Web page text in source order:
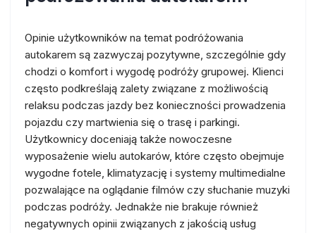
Opinie użytkowników na temat podróżowania
autokarem są zazwyczaj pozytywne, szczególnie gdy
chodzi o komfort i wygodę podróży grupowej. Klienci
często podkreślają zalety związane z możliwością
relaksu podczas jazdy bez konieczności prowadzenia
pojazdu czy martwienia się o trasę i parkingi.
Użytkownicy doceniają także nowoczesne
wyposażenie wielu autokarów, które często obejmuje
wygodne fotele, klimatyzację i systemy multimedialne
pozwalające na oglądanie filmów czy słuchanie muzyki
podczas podróży. Jednakże nie brakuje również
negatywnych opinii związanych z jakością usług